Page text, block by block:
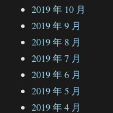
2019 年 10 月
2019 年 9 月
2019 年 8 月
2019 年 7 月
2019 年 6 月
2019 年 5 月
2019 年 4 月